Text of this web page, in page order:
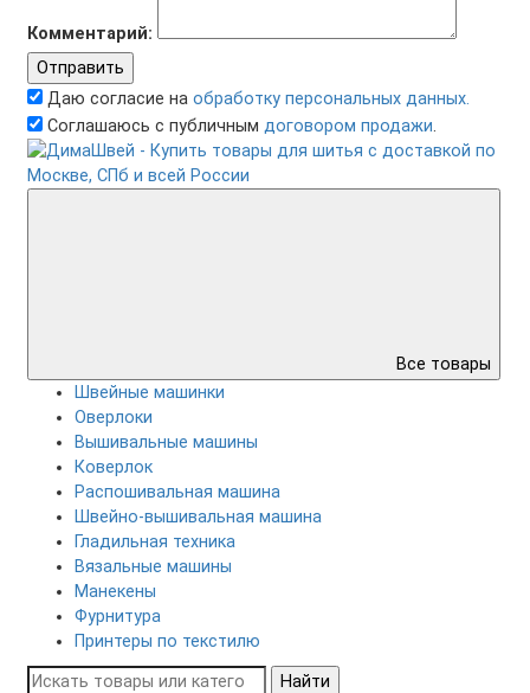
Комментарий:
Отправить
Даю согласие на обработку персональных данных.
Соглашаюсь с публичным договором продажи.
Все товары
Швейные машинки
Оверлоки
Вышивальные машины
Коверлок
Распошивальная машина
Швейно-вышивальная машина
Гладильная техника
Вязальные машины
Манекены
Фурнитура
Принтеры по текстилю
Найти